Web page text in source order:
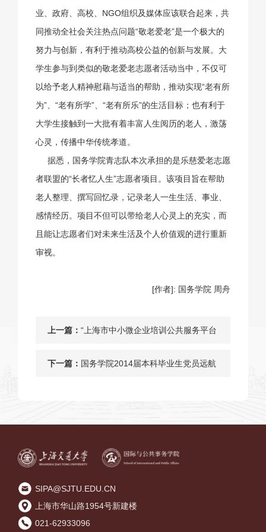
业、政府、高校、NGO组织及媒体应该联合起来，共
同推动全社会关注热点问题“敬老爱老”是一个极大的
努力与创新，有利于推动高校公益的创新与发展。大
学生参与到类似的敬老爱老志愿者活动当中，不仅可
以给予老人精神慰藉与适当的帮助，推动实现“老有所
为”、“老有所学”、“老有所乐”的生活目标；也有利于
大学生接触到一大批有着丰富人生阅历的老人，激荡
心灵，传播中华传统孝道。
据悉，国务学院青志队本次承担的是乐慈爱老志愿
者联盟的“长者忆人生”志愿者项目。该项目旨在帮助
老人整理、撰写回忆录，记录老人一生生活、事业、
感情经历。项目不但可以带给老人心灵上的充实，而
且能让志愿者们对未来生活及个人价值观的进行重新
审视。
[作者]: 国务学院 周舟
上一篇： “上海市中小微企业培训公共服务平台
建设研究”课题组开展调研[图]
下一篇： 国务学院2014届本科毕业生党员远航
SIPA@SJTU.EDU.CN
上海市华山路1954号新建楼
021-62933096